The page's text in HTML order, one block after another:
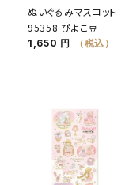
ぬいぐるみマスコット
95358 ぴよこ豆
1,650 円 （税込）